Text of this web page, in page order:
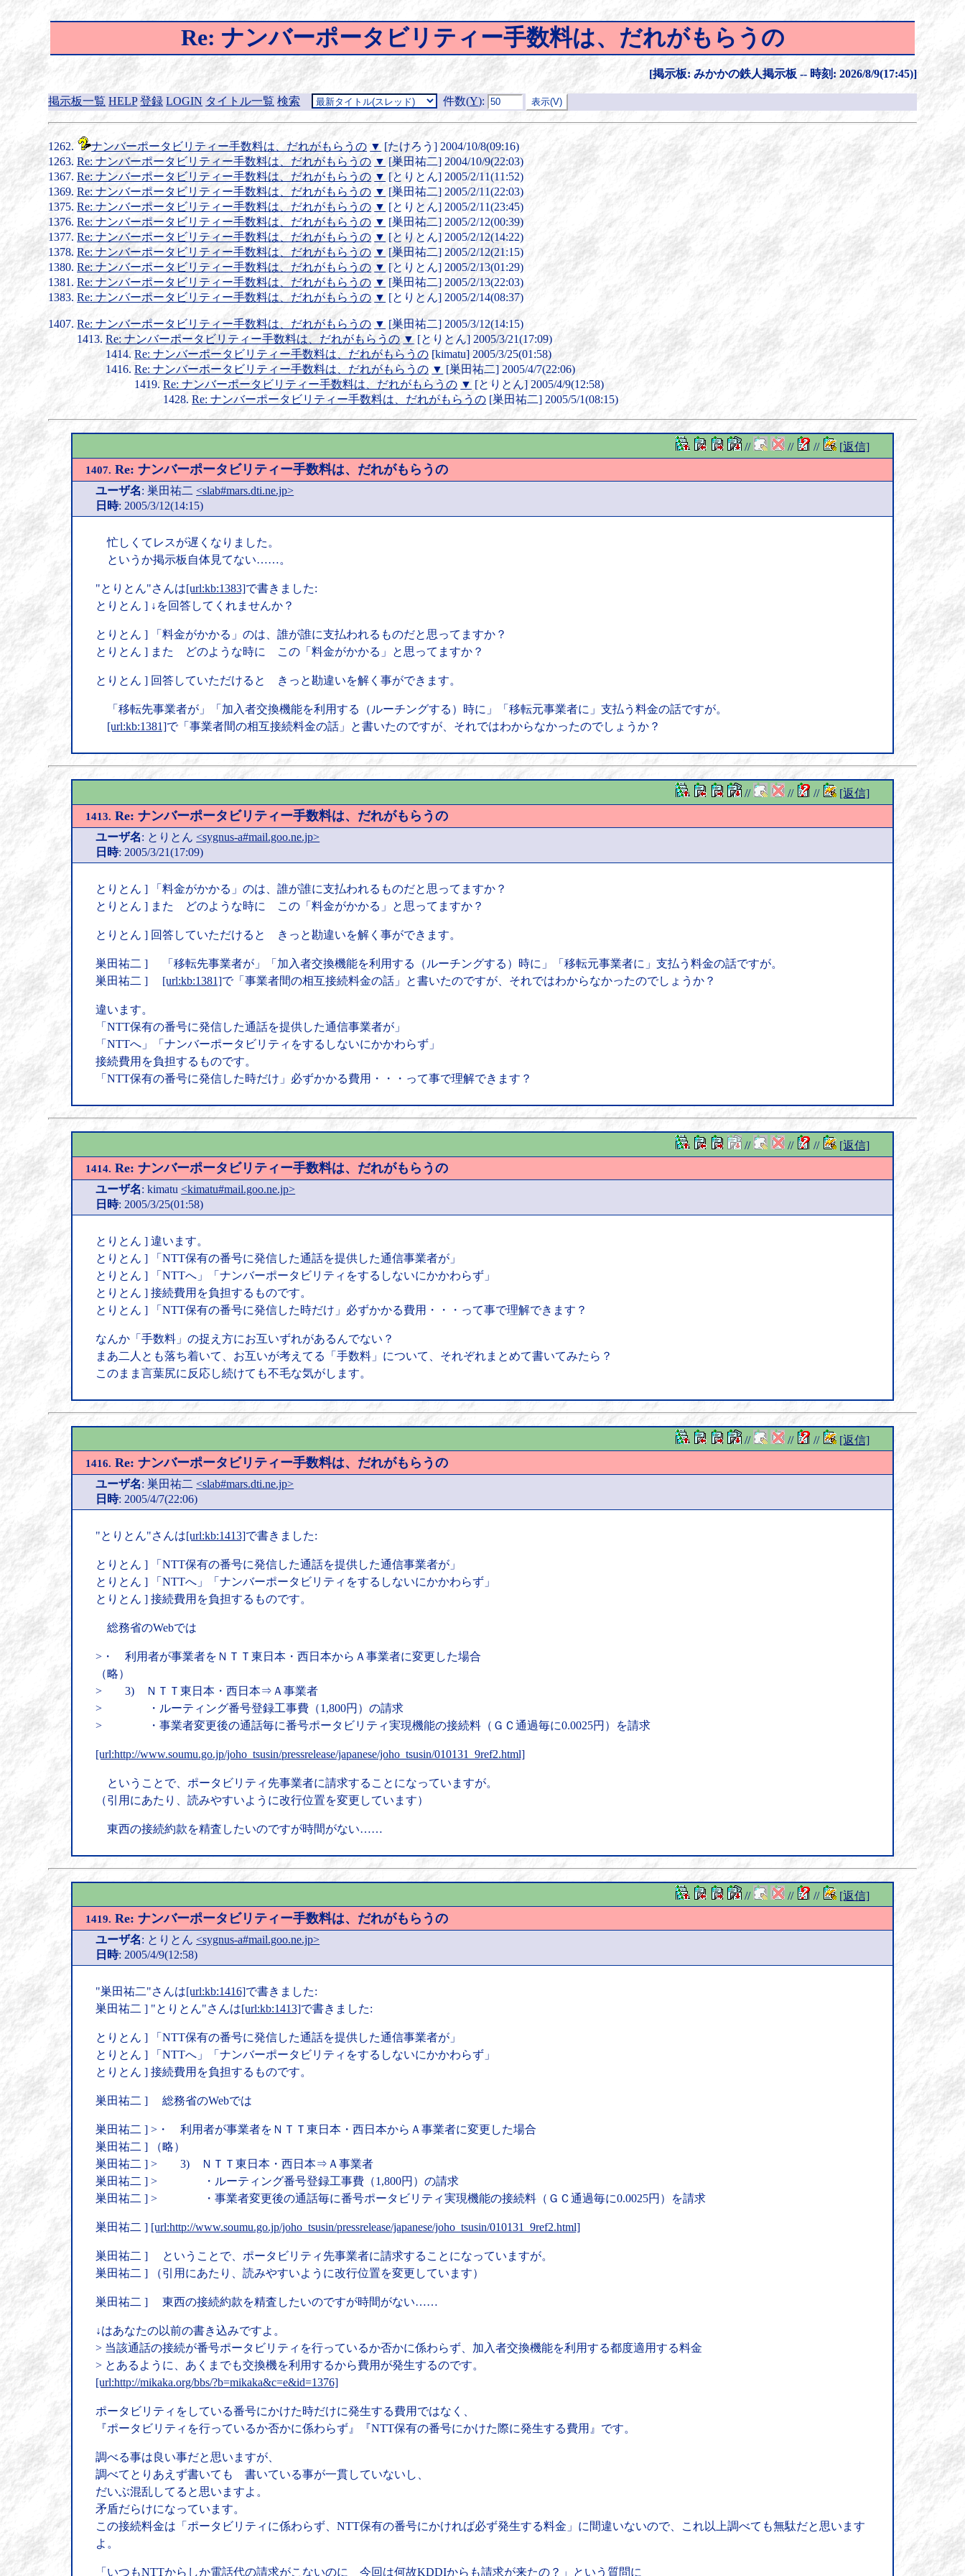
Re: ナンバーポータビリティー手数料は、だれがもらうの
[掲示板: みかかの鉄人掲示板 -- 時刻: 2026/8/9(17:45)]
掲示板一覧 HELP 登録 LOGIN タイトル一覧 検索 件数(Y):
ナンバーポータビリティー手数料は、だれがもらうの ▼ [たけろう] 2004/10/8(09:16)
Re: ナンバーポータビリティー手数料は、だれがもらうの ▼ [巣田祐二] 2004/10/9(22:03)
Re: ナンバーポータビリティー手数料は、だれがもらうの ▼ [とりとん] 2005/2/11(11:52)
Re: ナンバーポータビリティー手数料は、だれがもらうの ▼ [巣田祐二] 2005/2/11(22:03)
Re: ナンバーポータビリティー手数料は、だれがもらうの ▼ [とりとん] 2005/2/11(23:45)
Re: ナンバーポータビリティー手数料は、だれがもらうの ▼ [巣田祐二] 2005/2/12(00:39)
Re: ナンバーポータビリティー手数料は、だれがもらうの ▼ [とりとん] 2005/2/12(14:22)
Re: ナンバーポータビリティー手数料は、だれがもらうの ▼ [巣田祐二] 2005/2/12(21:15)
Re: ナンバーポータビリティー手数料は、だれがもらうの ▼ [とりとん] 2005/2/13(01:29)
Re: ナンバーポータビリティー手数料は、だれがもらうの ▼ [巣田祐二] 2005/2/13(22:03)
Re: ナンバーポータビリティー手数料は、だれがもらうの ▼ [とりとん] 2005/2/14(08:37)
Re: ナンバーポータビリティー手数料は、だれがもらうの ▼ [巣田祐二] 2005/3/12(14:15)
Re: ナンバーポータビリティー手数料は、だれがもらうの ▼ [とりとん] 2005/3/21(17:09)
Re: ナンバーポータビリティー手数料は、だれがもらうの [kimatu] 2005/3/25(01:58)
Re: ナンバーポータビリティー手数料は、だれがもらうの ▼ [巣田祐二] 2005/4/7(22:06)
Re: ナンバーポータビリティー手数料は、だれがもらうの ▼ [とりとん] 2005/4/9(12:58)
Re: ナンバーポータビリティー手数料は、だれがもらうの [巣田祐二] 2005/5/1(08:15)
// // // [返信]
1407. Re: ナンバーポータビリティー手数料は、だれがもらうの
ユーザ名: 巣田祐二 <slab#mars.dti.ne.jp>
日時: 2005/3/12(14:15)
忙しくてレスが遅くなりました。
というか掲示板自体見てない……。
"とりとん"さんは[url:kb:1383]で書きました:
とりとん ] ↓を回答してくれませんか？
とりとん ] 「料金がかかる」のは、誰が誰に支払われるものだと思ってますか？
とりとん ] また どのような時に この「料金がかかる」と思ってますか？
とりとん ] 回答していただけると きっと勘違いを解く事ができます。
「移転先事業者が」「加入者交換機能を利用する（ルーチングする）時に」「移転元事業者に」支払う料金の話ですが。
[url:kb:1381]で「事業者間の相互接続料金の話」と書いたのですが、それではわからなかったのでしょうか？
// // // [返信]
1413. Re: ナンバーポータビリティー手数料は、だれがもらうの
ユーザ名: とりとん <sygnus-a#mail.goo.ne.jp>
日時: 2005/3/21(17:09)
とりとん ] 「料金がかかる」のは、誰が誰に支払われるものだと思ってますか？
とりとん ] また どのような時に この「料金がかかる」と思ってますか？
とりとん ] 回答していただけると きっと勘違いを解く事ができます。
巣田祐二 ] 「移転先事業者が」「加入者交換機能を利用する（ルーチングする）時に」「移転元事業者に」支払う料金の話ですが。
巣田祐二 ] [url:kb:1381]で「事業者間の相互接続料金の話」と書いたのですが、それではわからなかったのでしょうか？
違います。
「NTT保有の番号に発信した通話を提供した通信事業者が」
「NTTへ」「ナンバーポータビリティをするしないにかかわらず」
接続費用を負担するものです。
「NTT保有の番号に発信した時だけ」必ずかかる費用・・・って事で理解できます？
// // // [返信]
1414. Re: ナンバーポータビリティー手数料は、だれがもらうの
ユーザ名: kimatu <kimatu#mail.goo.ne.jp>
日時: 2005/3/25(01:58)
とりとん ] 違います。
とりとん ] 「NTT保有の番号に発信した通話を提供した通信事業者が」
とりとん ] 「NTTへ」「ナンバーポータビリティをするしないにかかわらず」
とりとん ] 接続費用を負担するものです。
とりとん ] 「NTT保有の番号に発信した時だけ」必ずかかる費用・・・って事で理解できます？
なんか「手数料」の捉え方にお互いずれがあるんでない？
まあ二人とも落ち着いて、お互いが考えてる「手数料」について、それぞれまとめて書いてみたら？
このまま言葉尻に反応し続けても不毛な気がします。
// // // [返信]
1416. Re: ナンバーポータビリティー手数料は、だれがもらうの
ユーザ名: 巣田祐二 <slab#mars.dti.ne.jp>
日時: 2005/4/7(22:06)
"とりとん"さんは[url:kb:1413]で書きました:
とりとん ] 「NTT保有の番号に発信した通話を提供した通信事業者が」
とりとん ] 「NTTへ」「ナンバーポータビリティをするしないにかかわらず」
とりとん ] 接続費用を負担するものです。
総務省のWebでは
>・ 利用者が事業者をＮＴＴ東日本・西日本からＡ事業者に変更した場合
（略）
> 3) ＮＴＴ東日本・西日本⇒Ａ事業者
> ・ルーティング番号登録工事費（1,800円）の請求
> ・事業者変更後の通話毎に番号ポータビリティ実現機能の接続料（ＧＣ通過毎に0.0025円）を請求
[url:http://www.soumu.go.jp/joho_tsusin/pressrelease/japanese/joho_tsusin/010131_9ref2.html]
ということで、ポータビリティ先事業者に請求することになっていますが。
（引用にあたり、読みやすいように改行位置を変更しています）
東西の接続約款を精査したいのですが時間がない……
// // // [返信]
1419. Re: ナンバーポータビリティー手数料は、だれがもらうの
ユーザ名: とりとん <sygnus-a#mail.goo.ne.jp>
日時: 2005/4/9(12:58)
"巣田祐二"さんは[url:kb:1416]で書きました:
巣田祐二 ] "とりとん"さんは[url:kb:1413]で書きました:
とりとん ] 「NTT保有の番号に発信した通話を提供した通信事業者が」
とりとん ] 「NTTへ」「ナンバーポータビリティをするしないにかかわらず」
とりとん ] 接続費用を負担するものです。
巣田祐二 ] 総務省のWebでは
巣田祐二 ] >・ 利用者が事業者をＮＴＴ東日本・西日本からＡ事業者に変更した場合
巣田祐二 ] （略）
巣田祐二 ] > 3) ＮＴＴ東日本・西日本⇒Ａ事業者
巣田祐二 ] > ・ルーティング番号登録工事費（1,800円）の請求
巣田祐二 ] > ・事業者変更後の通話毎に番号ポータビリティ実現機能の接続料（ＧＣ通過毎に0.0025円）を請求
巣田祐二 ] [url:http://www.soumu.go.jp/joho_tsusin/pressrelease/japanese/joho_tsusin/010131_9ref2.html]
巣田祐二 ] ということで、ポータビリティ先事業者に請求することになっていますが。
巣田祐二 ] （引用にあたり、読みやすいように改行位置を変更しています）
巣田祐二 ] 東西の接続約款を精査したいのですが時間がない……
↓はあなたの以前の書き込みですよ。
> 当該通話の接続が番号ポータビリティを行っているか否かに係わらず、加入者交換機能を利用する都度適用する料金
> とあるように、あくまでも交換機を利用するから費用が発生するのです。
[url:http://mikaka.org/bbs/?b=mikaka&c=e&id=1376]
ポータビリティをしている番号にかけた時だけに発生する費用ではなく、
『ポータビリティを行っているか否かに係わらず』『NTT保有の番号にかけた際に発生する費用』です。
調べる事は良い事だと思いますが、
調べてとりあえず書いても 書いている事が一貫していないし、
だいぶ混乱してると思いますよ。
矛盾だらけになっています。
この接続料金は「ポータビリティに係わらず、NTT保有の番号にかければ必ず発生する料金」に間違いないので、これ以上調べても無駄だと思います
よ。
「いつもNTTからしか電話代の請求がこないのに 今回は何故KDDIからも請求が来たの？」という質問に